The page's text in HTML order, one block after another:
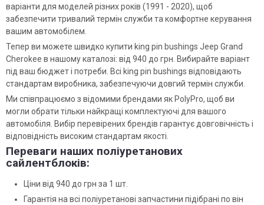
варіанти для моделей різних років (1991 - 2020), щоб
забезпечити тривалий термін служби та комфортне керування
вашим автомобілем.
Тепер ви можете швидко купити king pin bushings Jeep Grand
Cherokee в нашому каталозі: від 940 до грн. Вибирайте варіант
під ваш бюджет і потреби. Всі king pin bushings відповідають
стандартам виробника, забезпечуючи довгий термін служби.
Ми співпрацюємо з відомими брендами як PolyPro, щоб ви
могли обрати тільки найкращі комплектуючі для вашого
автомобіля. Вибір перевірених брендів гарантує довговічність і
відповідність високим стандартам якості.
Переваги наших поліуретанових
сайлентблоків:
Ціни від 940 до грн за 1 шт.
Гарантія на всі поліуретанові запчастини підібрані по він